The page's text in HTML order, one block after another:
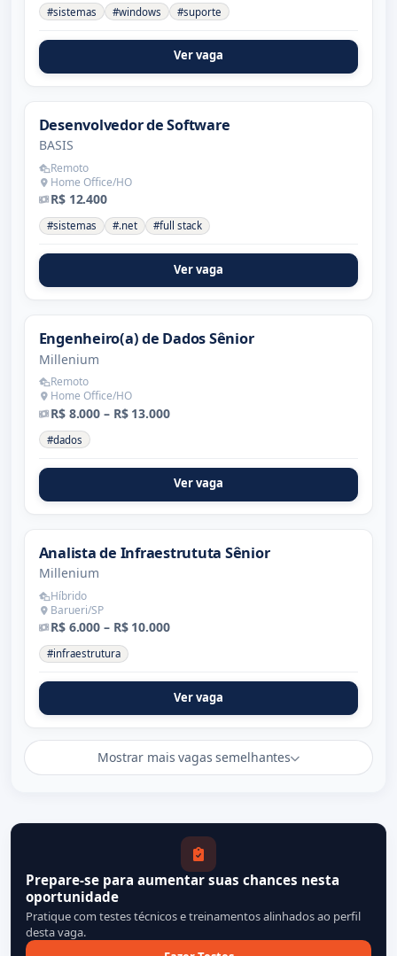
#sistemas #windows #suporte
Ver vaga
Desenvolvedor de Software
BASIS
Remoto
Home Office/HO
R$ 12.400
#sistemas #.net #full stack
Ver vaga
Engenheiro(a) de Dados Sênior
Millenium
Remoto
Home Office/HO
R$ 8.000 – R$ 13.000
#dados
Ver vaga
Analista de Infraestrututa Sênior
Millenium
Híbrido
Barueri/SP
R$ 6.000 – R$ 10.000
#infraestrutura
Ver vaga
Mostrar mais vagas semelhantes
Prepare-se para aumentar suas chances nesta
oportunidade
Pratique com testes técnicos e treinamentos alinhados ao perfil
desta vaga.